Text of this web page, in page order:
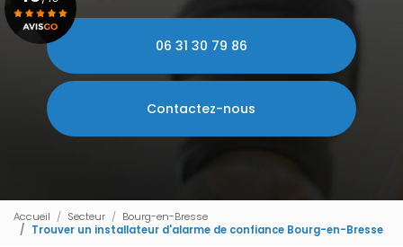
06 31 30 79 86
Contactez-nous
Voir le certificat
Accueil Secteur
Bourg-en-Bresse
Trouver un installateur d'alarme de confiance Bourg-en-Bresse